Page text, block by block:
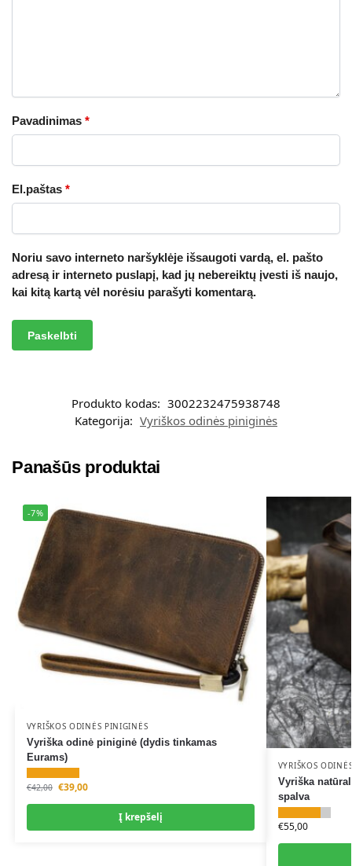
Pavadinimas *
El.paštas *
Noriu savo interneto naršyklėje išsaugoti vardą, el. pašto
adresą ir interneto puslapį, kad jų nebereiktų įvesti iš naujo,
kai kitą kartą vėl norėsiu parašyti komentarą.
a
Produkto kodas: 3002232475938748
Kategorija: Vyriškos odinės piniginės
Panašūs produktai
-7%
VYRIŠKOS ODINĖS PINIGINĖS
Vyriška odinė piniginė (dydis tinkamas
Eurams)
€42,00 €39,00
Į krepšelį
VYRIŠKOS
Vyriška
spalva
€55,00